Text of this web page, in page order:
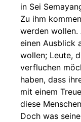
in Sei
Zu ihm
werden wollen.
einen Ausblick
wollen; Leute,
verfluchen
haben, dass
mit einem
diese
Doch was